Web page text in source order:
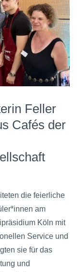
Feller
Cafés der
die feierliche
am
Köln mit
Service und
sie für das
und